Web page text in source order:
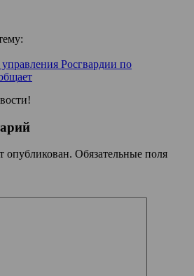
Росгвардии по
опубликован. Обязательные поля